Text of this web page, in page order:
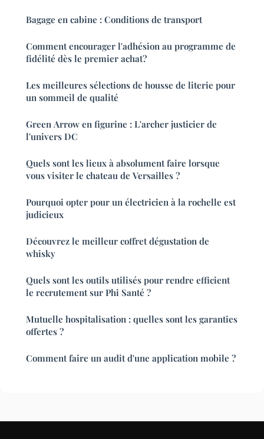
Bagage en cabine : Conditions de transport
Comment encourager l'adhésion au programme de
fidélité dès le premier achat?
Les meilleures sélections de housse de literie pour
un sommeil de qualité
Green Arrow en figurine : L'archer justicier de
l'univers DC
Quels sont les lieux à absolument faire lorsque
vous visiter le chateau de Versailles ?
Pourquoi opter pour un électricien à la rochelle est
judicieux
Découvrez le meilleur coffret dégustation de
whisky
Quels sont les outils utilisés pour rendre efficient
le recrutement sur Phi Santé ?
Mutuelle hospitalisation : quelles sont les garanties
offertes ?
Comment faire un audit d'une application mobile ?